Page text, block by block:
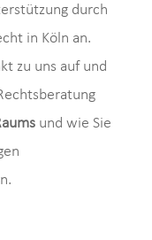
durch
in Köln an.
zu uns auf und
und wie Sie